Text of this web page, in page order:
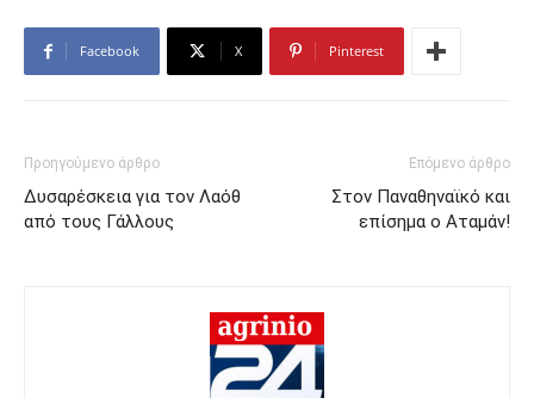
Facebook X Pinterest
Προηγούμενο άρθρο
Δυσαρέσκεια για τον Λαόθ
από τους Γάλλους
Επόμενο άρθρο
Στον Παναθηναϊκό και
επίσημα ο Αταμάν!